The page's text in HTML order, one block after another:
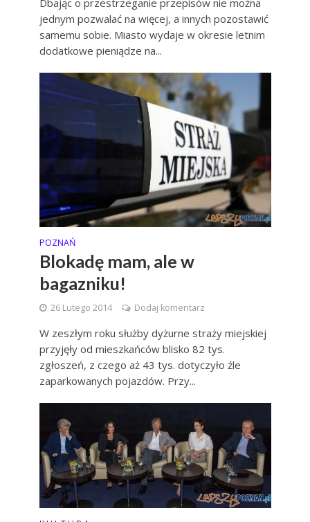
jednym pozwalać na więcej, a innych pozostawić
samemu sobie. Miasto wydaje w okresie letnim
dodatkowe pieniądze na...
POZNAŃ
Blokadę mam, ale w
bagazniku!
26 Lutego 2014 Dodaj komentarz
W zeszłym roku służby dyżurne straży miejskiej
przyjęły od mieszkańców blisko 82 tys.
zgłoszeń, z czego aż 43 tys. dotyczyło źle
zaparkowanych pojazdów. Przy...